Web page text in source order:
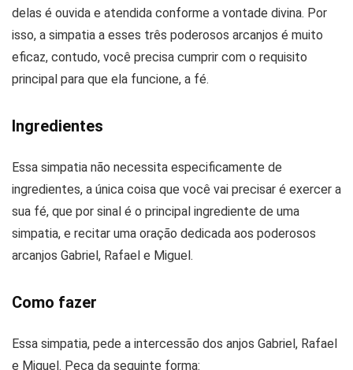
delas é ouvida e atendida conforme a vontade divina. Por
isso, a simpatia a esses três poderosos arcanjos é muito
eficaz, contudo, você precisa cumprir com o requisito
principal para que ela funcione, a fé.
Ingredientes
Essa simpatia não necessita especificamente de
ingredientes, a única coisa que você vai precisar é exercer a
sua fé, que por sinal é o principal ingrediente de uma
simpatia, e recitar uma oração dedicada aos poderosos
arcanjos Gabriel, Rafael e Miguel.
Como fazer
Essa simpatia, pede a intercessão dos anjos Gabriel, Rafael
e Miguel. Peça da seguinte forma: